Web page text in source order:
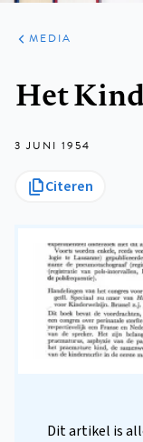
ARTIKELEN
VARIA
MEDIA
Het
3 JUNI 1954
Citeren
Dit artikel is